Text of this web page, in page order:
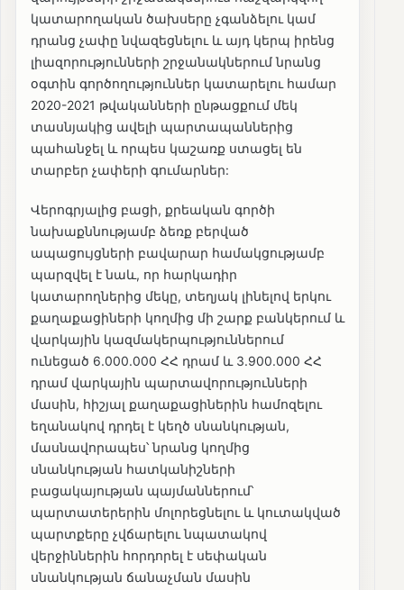
կատարողական ծախսերը չգանձելու կամ
դրանց չափը նվազեցնելու և այդ կերպ իրենց
լիազորությունների շրջանակներում նրանց
օգտին գործողություններ կատարելու համար
2020-2021 թվականների ընթացքում մեկ
տասնյակից ավելի պարտապաններից
պահանջել և որպես կաշառք ստացել են
տարբեր չափերի գումարներ:
Վերոգրյալից բացի, քրեական գործի
նախաքննությամբ ձեռք բերված
ապացույցների բավարար համակցությամբ
պարզվել է նաև, որ հարկադիր
կատարողներից մեկը, տեղյակ լինելով երկու
քաղաքացիների կողմից մի շարք բանկերում և
վարկային կազմակերպություններում
ունեցած 6.000.000 ՀՀ դրամ և 3.900.000 ՀՀ
դրամ վարկային պարտավորությունների
մասին, հիշյալ քաղաքացիներին համոզելու
եղանակով դրդել է կեղծ սնանկության,
մասնավորապես՝ նրանց կողմից
սնանկության հատկանիշների
բացակայության պայմաններում՝
պարտատերերին մոլորեցնելու և կուտակված
պարտքերը չվճարելու նպատակով
վերջիններին հորդորել է սեփական
սնանկության ճանաչման մասին